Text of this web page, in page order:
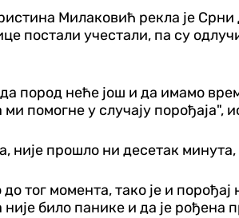
Милаковић рекла је Срни
постали учестали, па су
пород неће још и да имамо
помогне у случају порођаја",
прошло ни десетак минута,
тог момента, тако је и
било панике и да је рођена